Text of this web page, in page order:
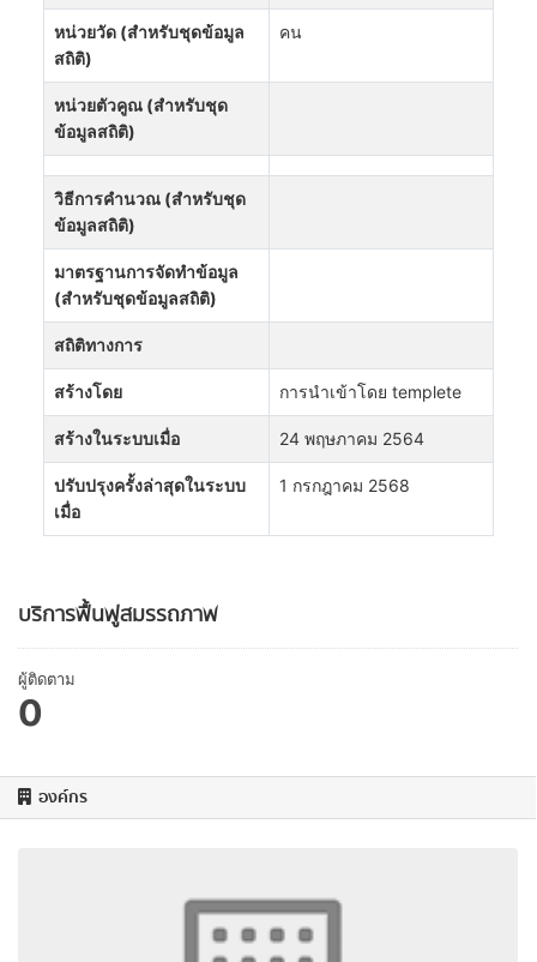
บริการฟื้นฟูสมรรถภาพ
ผู้ติดตาม
0
องค์กร
หน่วยวัด (สำหรับชุดข้อมูล
สถิติ)
คน
หน่วยตัวคูณ (สำหรับชุด
ข้อมูลสถิติ)
วิธีการคำนวณ (สำหรับชุด
ข้อมูลสถิติ)
มาตรฐานการจัดทำข้อมูล
(สำหรับชุดข้อมูลสถิติ)
สถิติทางการ
สร้างโดย การนำเข้าโดย templete
สร้างในระบบเมื่อ 24 พฤษภาคม 2564
ปรับปรุงครั้งล่าสุดในระบบ
เมื่อ
1 กรกฎาคม 2568